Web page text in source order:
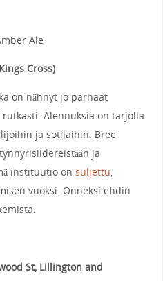
Ale
Cross)
on nähnyt jo parhaat
Alennuksia on tarjolla
ja sotilaihin. Bree
ja
instituutio on suljettu,
vuoksi. Onneksi ehdin
St, Lillington and